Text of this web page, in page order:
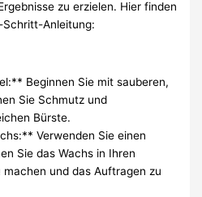
zu erzielen. Hier finden
Anleitung:
Beginnen Sie mit sauberen,
Sie Schmutz und
Bürste.
Verwenden Sie einen
Sie das Wachs in Ihren
und das Auftragen zu